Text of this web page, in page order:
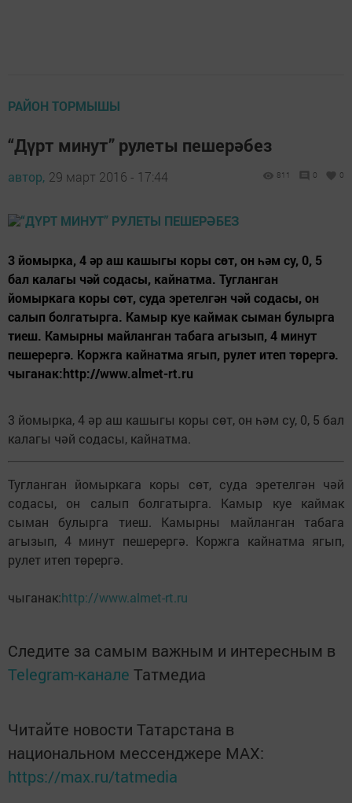
РАЙОН ТОРМЫШЫ
“Дүрт минут” рулеты пешерәбез
автор, 29 март 2016 - 17:44 811 0 0
3 йомырка, 4 әр аш кашыгы коры сөт, он һәм су, 0, 5
бал калагы чәй содасы, кайнатма. Тугланган
йомыркага коры сөт, суда эретелгән чәй содасы, он
салып болгатырга. Камыр куе каймак сыман булырга
тиеш. Камырны майланган табага агызып, 4 минут
пешерергә. Коржга кайнатма ягып, рулет итеп төрергә.
чыганак:http://www.almet-rt.ru
3 йомырка, 4 әр аш кашыгы коры сөт, он һәм су, 0, 5 бал
калагы чәй содасы, кайнатма.
Тугланган йомыркага коры сөт, суда эретелгән чәй
содасы, он салып болгатырга. Камыр куе каймак
сыман булырга тиеш. Камырны майланган табага
агызып, 4 минут пешерергә. Коржга кайнатма ягып,
рулет итеп төрергә.
чыганак:http://www.almet-rt.ru
Следите за самым важным и интересным в
Telegram-канале Татмедиа
Читайте новости Татарстана в
национальном мессенджере MАХ:
https://max.ru/tatmedia